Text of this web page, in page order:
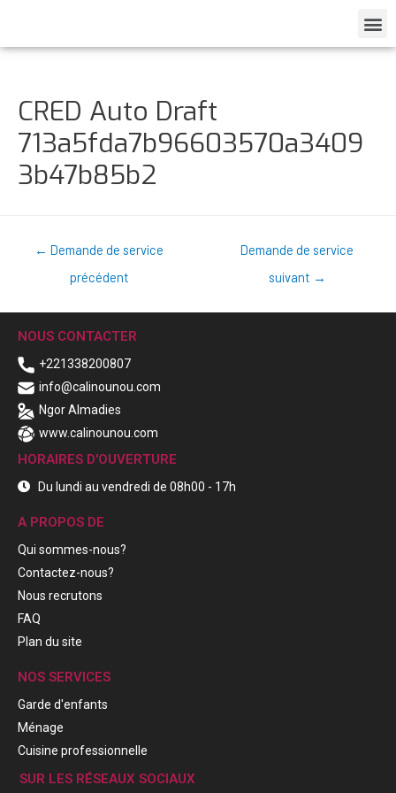
CRED Auto Draft
713a5fda7b96603570a3409
3b47b85b2
← Demande de service
précédent
Demande de service
suivant →
NOUS CONTACTER
+221338200807
info@calinounou.com
Ngor Almadies
www.calinounou.com
HORAIRES D'OUVERTURE
Du lundi au vendredi de 08h00 - 17h
A PROPOS DE
Qui sommes-nous?
Contactez-nous?
Nous recrutons
FAQ
Plan du site
NOS SERVICES
Garde d'enfants
Ménage
Cuisine professionnelle
SUR LES RÉSEAUX SOCIAUX